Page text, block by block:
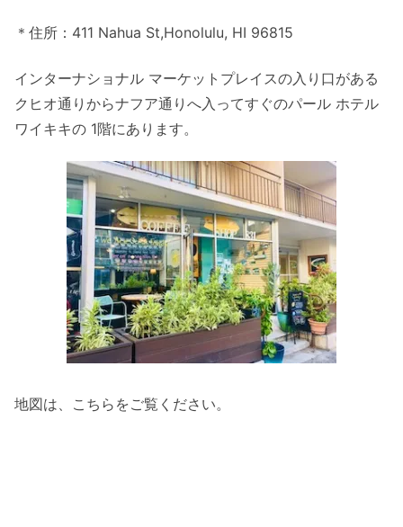
＊住所：411 Nahua St,Honolulu, HI 96815
インターナショナル マーケットプレイスの入り口がある
クヒオ通りからナフア通りへ入ってすぐのパール ホテル
ワイキキの 1階にあります。
地図は、こちらをご覧ください。